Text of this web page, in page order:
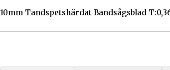
10mm Tandspetshärdat Bandsågsblad